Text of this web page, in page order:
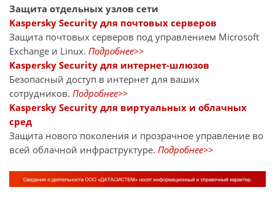
Защита отдельных узлов сети
Kaspersky Security для почтовых серверов
Защита почтовых серверов под управлением Microsoft
Exchange и Linux. Подробнее>>
Kaspersky Security для интернет-шлюзов
Безопасный доступ в интернет для ваших
сотрудников. Подробнее>>
Kaspersky Security для виртуальных и облачных
сред
Защита нового поколения и прозрачное управление во
всей облачной инфраструктуре. Подробнее>>